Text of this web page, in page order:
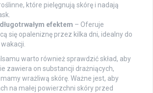
które pielęgnują skórę i nadają
efektem – Oferuje
się opaleniznę przez kilka dni, idealny do
warto również sprawdzić skład, aby
zawiera on substancji drażniących,
wrażliwą skórę. Ważne jest, aby
na małej powierzchni skóry przed